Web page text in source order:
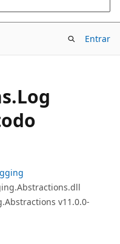
Entrar
Log
v11.0.0-